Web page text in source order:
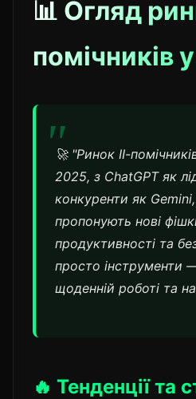
📊 Огляд
помічників
🚀 "Ринок ІІ-
2025, з ChatGPT як
конкуренти як
пропонують нові
продуктивності та
просто інструменти
щоденній роботі та
🔥 Тенденції та